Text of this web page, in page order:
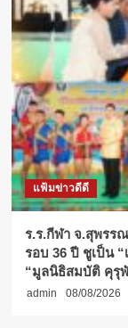
แฟ้มข่าวดีดี
ร.ร.กีฬา จ.สุพรร
รอบ 36 ปี ชูเป็น
“มูลนิธิสมบัติ คุรุ
admin 08/08/2026